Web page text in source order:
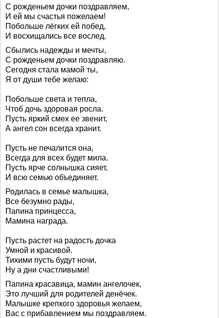
С рожденьем дочки поздравляем,
И ей мы счастья пожелаем!
Побольше лёгких ей побед,
И восхищались все вослед.
Сбылись надежды и мечты,
С рожденьем дочки поздравляю.
Сегодня стала мамой ты,
Я от души тебе желаю:
Побольше света и тепла,
Чтоб дочь здоровая росла.
Пусть яркий смех ее звенит,
А ангел сон всегда хранит.
Пусть не печалится она,
Всегда для всех будет мила.
Пусть ярче солнышка сияет,
И всю семью объединяет.
Родилась в семье малышка,
Все безумно рады,
Папина принцесса,
Мамина награда.
Пусть растет на радость дочка
Умной и красивой.
Тихими пусть будут ночи,
Ну а дни счастливыми!
Папина красавица, мамин ангелочек,
Это лучший для родителей денёчек.
Малышке крепкого здоровья желаем,
Вас с прибавлением мы поздравляем.